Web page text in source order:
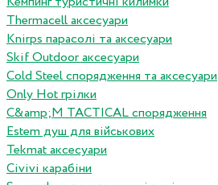
Thermacell аксесуари
Knirps парасолі та аксесуари
Skif Outdoor аксесуари
Cold Steel спорядження та аксесуари
Only Hot грілки
C&amp;M TACTICAL спорядження
Estem душ для військових
Tekmat аксесуари
Сivivi карабіни